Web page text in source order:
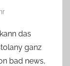
das
ganz
bad news,